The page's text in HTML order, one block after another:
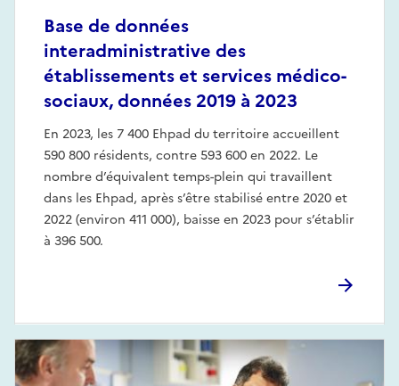
Base de données
interadministrative des
établissements et services médico-
sociaux, données 2019 à 2023
En 2023, les 7 400 Ehpad du territoire accueillent
590 800 résidents, contre 593 600 en 2022. Le
nombre d’équivalent temps-plein qui travaillent
dans les Ehpad, après s’être stabilisé entre 2020 et
2022 (environ 411 000), baisse en 2023 pour s’établir
à 396 500.